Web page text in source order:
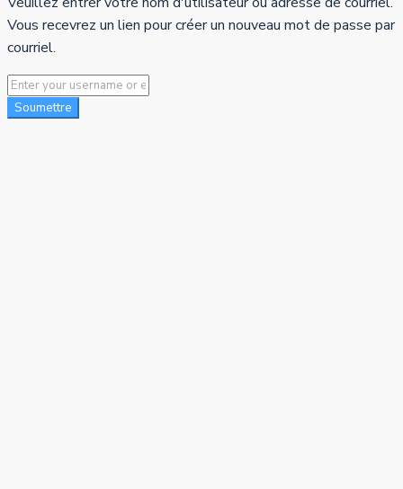
Vous recevrez un lien pour créer un nouveau mot de passe par
courriel.
Soumettre